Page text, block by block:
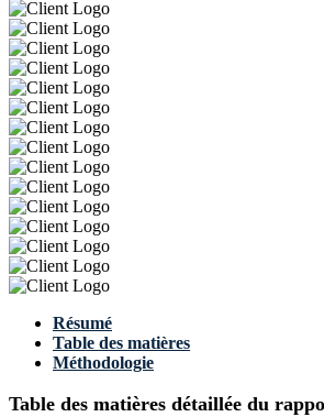
Résumé
Table des matières
Méthodologie
Table des matières détaillée du